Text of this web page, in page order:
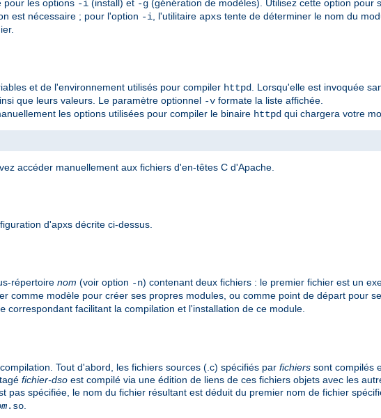
pour les options -i (install) et -g (génération de modèles). Utilisez cette option pour
est nécessaire ; pour l'option -i , l'utilitaire apxs tente de déterminer le nom du
et de l'environnement utilisés pour compiler httpd . Lorsqu'elle est invoquée
que leurs valeurs. Le paramètre optionnel -v formate la liste affichée.
les options utilisées pour compiler le binaire httpd qui chargera votre
accéder manuellement aux fichiers d'en-têtes C d'Apache.
d'apxs décrite ci-dessus.
répertoire nom (voir option -n) contenant deux fichiers : le premier fichier est un
comme modèle pour créer ses propres modules, ou comme point de départ pour
correspondant facilitant la compilation et l'installation de ce module.
Tout d'abord, les fichiers sources (.c) spécifiés par fichiers sont compilés
fichier-dso est compilé via une édition de liens de ces fichiers objets avec les
pas spécifiée, le nom du fichier résultant est déduit du premier nom de fichier
.so